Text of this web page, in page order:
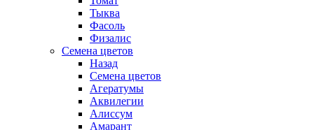
Тыква
Фасоль
Физалис
Семена цветов
Назад
Семена цветов
Агератумы
Аквилегии
Алиссум
Амарант